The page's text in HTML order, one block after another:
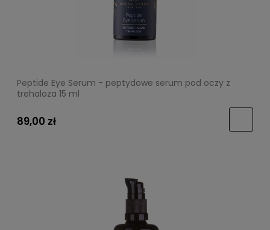
Peptide Eye Serum - peptydowe serum pod oczy z
trehaloza 15 ml
89,00 zł